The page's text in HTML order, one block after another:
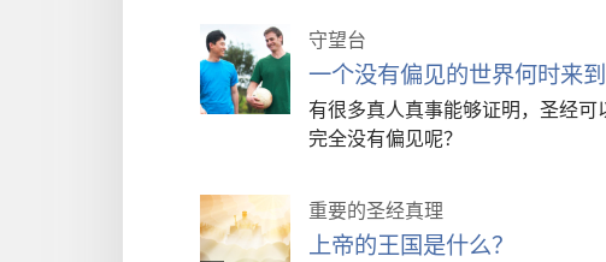
守望台
一个没有偏见的世界何时来到
有很多真人真事能够证明，圣经
完全没有偏见呢？
重要的圣经真理
上帝的王国是什么？